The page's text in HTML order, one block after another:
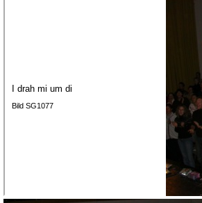
I drah mi um di
Bild SG1077